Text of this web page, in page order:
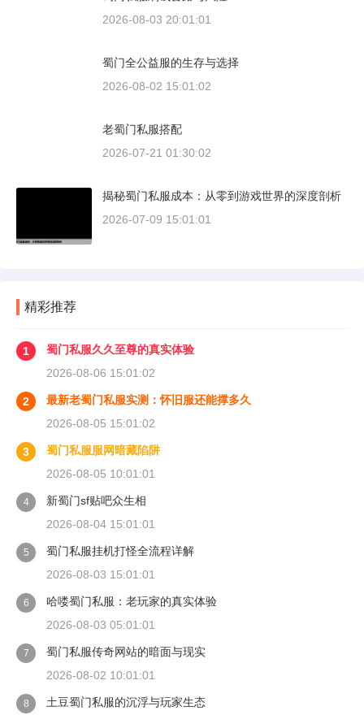
2026-08-03 20:01:01
蜀门全公益服的生存与选择
2026-08-02 15:01:02
老蜀门私服搭配
2026-07-21 01:30:02
揭秘蜀门私服成本：从零到游戏世界的深度剖析
2026-07-09 15:01:01
精彩推荐
1
蜀门私服久久至尊的真实体验
2026-08-06 15:01:02
2
最新老蜀门私服实测：怀旧服还能撑多久
2026-08-05 15:01:02
3
蜀门私服服网暗藏陷阱
2026-08-05 10:01:01
4
新蜀门sf贴吧众生相
2026-08-04 15:01:01
5
蜀门私服挂机打怪全流程详解
2026-08-03 15:01:01
6
哈喽蜀门私服：老玩家的真实体验
2026-08-03 05:01:01
7
蜀门私服传奇网站的暗面与现实
2026-08-02 10:01:01
8 土豆蜀门私服的沉浮与玩家生态